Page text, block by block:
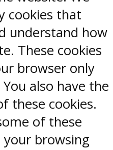
cookies that
understand how
These cookies
browser only
also have the
these cookies.
of these
browsing